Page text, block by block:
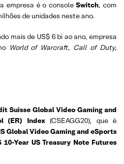
empresa é o consoleSwitch, com
de unidades neste ano.
mais de US$ 6 bi ao ano, empresa
World of Warcraft, Call of Duty,
Suisse Global Video Gaming and
(ER) Index(CSEAGG20), que é
Global Video Gaming and eSports
10-Year US Treasury Note Futures